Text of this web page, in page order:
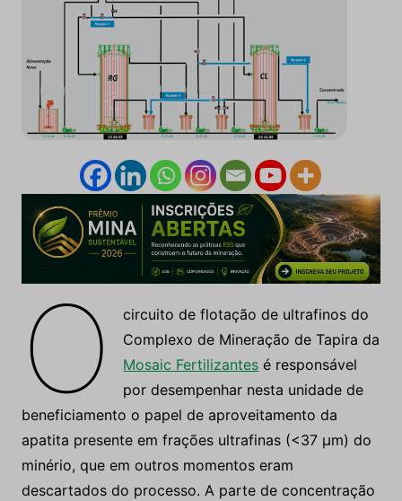
O
circuito de flotação de ultrafinos do
Complexo de Mineração de Tapira da
Mosaic Fertilizantes é responsável
por desempenhar nesta unidade de
beneficiamento o papel de aproveitamento da
apatita presente em frações ultrafinas (<37 μm) do
minério, que em outros momentos eram
descartados do processo. A parte de concentração